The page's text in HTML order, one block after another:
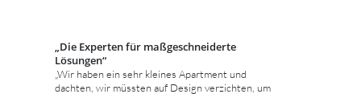
„Die Experten für maßgeschneiderte
Lösungen“
„Wir haben ein sehr kleines Apartment und
dachten, wir müssten auf Design verzichten, um